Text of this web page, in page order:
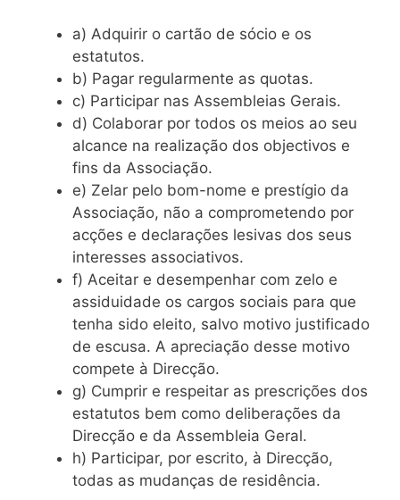
a) Adquirir o cartão de sócio e os
estatutos.
b) Pagar regularmente as quotas.
c) Participar nas Assembleias Gerais.
d) Colaborar por todos os meios ao seu
alcance na realização dos objectivos e
fins da Associação.
e) Zelar pelo bom-nome e prestígio da
Associação, não a comprometendo por
acções e declarações lesivas dos seus
interesses associativos.
f) Aceitar e desempenhar com zelo e
assiduidade os cargos sociais para que
tenha sido eleito, salvo motivo justificado
de escusa. A apreciação desse motivo
compete à Direcção.
g) Cumprir e respeitar as prescrições dos
estatutos bem como deliberações da
Direcção e da Assembleia Geral.
h) Participar, por escrito, à Direcção,
todas as mudanças de residência.